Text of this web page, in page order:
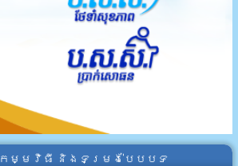
កម្មវិធី និងទម្រង់បែបបទ